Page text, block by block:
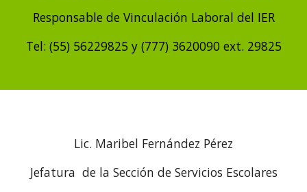
Responsable de Vinculación Laboral del IER
Tel: (55) 56229825 y (777) 3620090 ext. 29825
Lic. Maribel Fernández Pérez
Jefatura de la Sección de Servicios Escolares